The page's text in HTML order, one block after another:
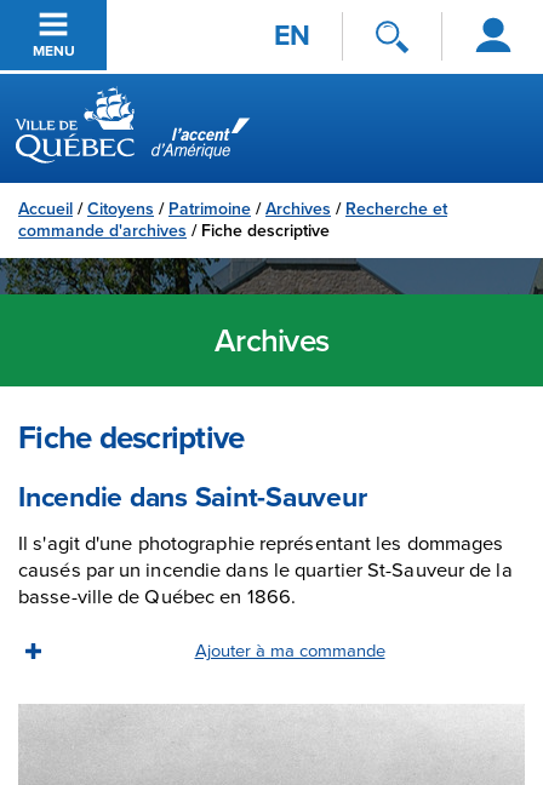
Passer au contenu principal
MENU EN
Se
connecter
Ville de Québec
Accueil /Citoyens / Patrimoine /Archives / Recherche et
commande d'archives / Fiche descriptive
Archives
Fiche descriptive
Incendie dans Saint-Sauveur
Il s'agit d'une photographie représentant les dommages
causés par un incendie dans le quartier St-Sauveur de la
basse-ville de Québec en 1866.